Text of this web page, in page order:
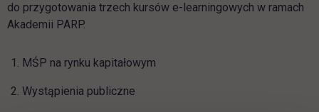
do przygotowania trzech kursów e-learningowych w ramach
Akademii PARP.
MŚP na rynku kapitałowym
Wystąpienia publiczne